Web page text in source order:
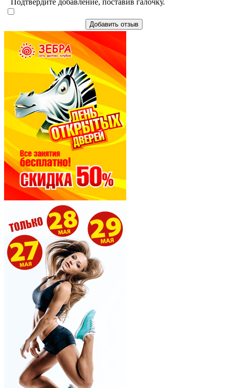
Подтвердите добавление, поставив галочку.
Добавить отзыв